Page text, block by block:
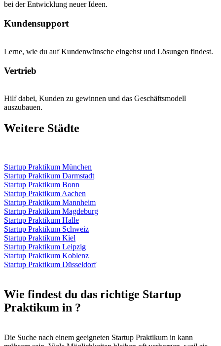
bei der Entwicklung neuer Ideen.
Kundensupport
Lerne, wie du auf Kundenwünsche eingehst und Lösungen findest.
Vertrieb
Hilf dabei, Kunden zu gewinnen und das Geschäftsmodell
auszubauen.
Weitere Städte
Startup Praktikum München
Startup Praktikum Darmstadt
Startup Praktikum Bonn
Startup Praktikum Aachen
Startup Praktikum Mannheim
Startup Praktikum Magdeburg
Startup Praktikum Halle
Startup Praktikum Schweiz
Startup Praktikum Kiel
Startup Praktikum Leipzig
Startup Praktikum Koblenz
Startup Praktikum Düsseldorf
Wie findest du das richtige Startup
Praktikum in ?
Die Suche nach einem geeigneten Startup Praktikum in kann